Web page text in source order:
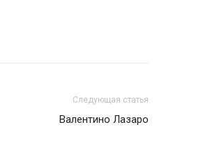
Следующая статья
Валентино Лазаро